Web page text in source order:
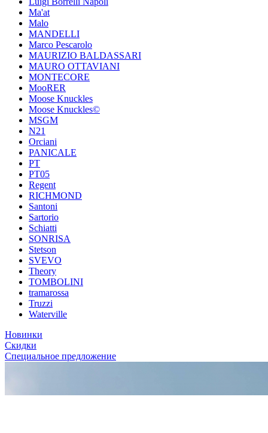
Ma'at
Malo
MANDELLI
Marco Pescarolo
MAURIZIO BALDASSARI
MAURO OTTAVIANI
MONTECORE
MooRER
Moose Knuckles
Moose Knuckles©️
MSGM
N21
Orciani
PANICALE
PT
PT05
Regent
RICHMOND
Santoni
Sartorio
Schiatti
SONRISA
Stetson
SVEVO
Theory
TOMBOLINI
tramarossa
Truzzi
Waterville
Новинки
Скидки
Специальное предложение